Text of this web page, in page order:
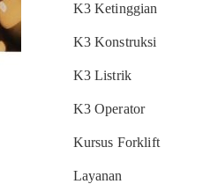
K3 Ketinggian
K3 Konstruksi
K3 Listrik
K3 Operator
Kursus Forklift
Layanan